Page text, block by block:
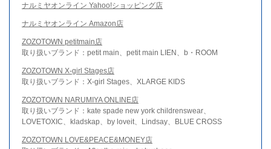
ナルミヤオンライン Yahoo!ショッピング店
ナルミヤオンライン Amazon店
ZOZOTOWN petitmain店
取り扱いブランド：petit main、petit main LIEN、b・ROOM
ZOZOTOWN X-girl Stages店
取り扱いブランド：X-girl Stages、XLARGE KIDS
ZOZOTOWN NARUMIYA ONLINE店
取り扱いブランド：kate spade new york childrenswear、
LOVETOXIC、kladskap、by loveit、Lindsay、BLUE CROSS
ZOZOTOWN LOVE&PEACE&MONEY店